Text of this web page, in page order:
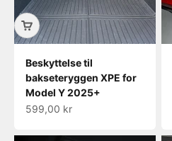
Beskyttelse til
bakseteryggen XPE for
Model Y 2025+
Salgspris
599,00 kr